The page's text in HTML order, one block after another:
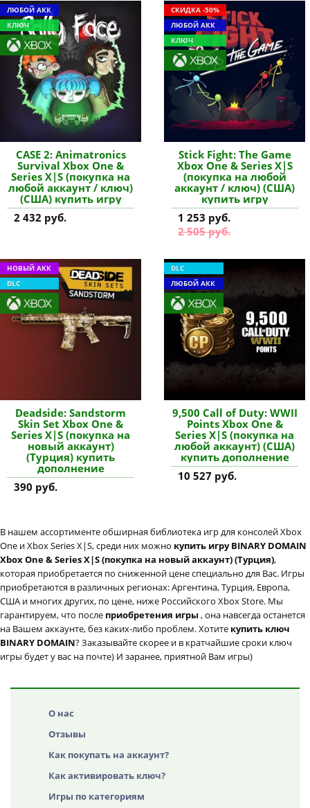
ЛЮБОЙ АКК
КЛЮЧ
CASE 2: Animatronics
Survival Xbox One &
Series X|S (покупка на
любой аккаунт / ключ)
(США) купить игру
2 432 руб.
СКИДКА -50%
ЛЮБОЙ АКК
КЛЮЧ
Stick Fight: The Game
Xbox One & Series X|S
(покупка на любой
аккаунт / ключ) (США)
купить игру
1 253 руб.
2 505 руб.
НОВЫЙ АКК
DLC
Deadside: Sandstorm
Skin Set Xbox One &
Series X|S (покупка на
новый аккаунт)
(Турция) купить
дополнение
390 руб.
DLC
ЛЮБОЙ АКК
9,500 Call of Duty: WWII
Points Xbox One &
Series X|S (покупка на
любой аккаунт) (США)
купить дополнение
10 527 руб.
В нашем ассортименте обширная библиотека игр для консолей Xbox
One и Xbox Series X|S, среди них можно купить игру BINARY DOMAIN
Xbox One & Series X|S (покупка на новый аккаунт) (Турция),
которая приобретается по сниженной цене специально для Вас. Игры
приобретаются в различных регионах: Аргентина, Турция, Европа,
США и многих других, по цене, ниже Российского Xbox Store. Мы
гарантируем, что после приобретения игры , она навсегда останется
на Вашем аккаунте, без каких-либо проблем. Хотите купить ключ
BINARY DOMAIN? Заказывайте скорее и в кратчайшие сроки ключ
игры будет у вас на почте) И заранее, приятной Вам игры)
О нас
Отзывы
Как покупать на аккаунт?
Как активировать ключ?
Игры по категориям